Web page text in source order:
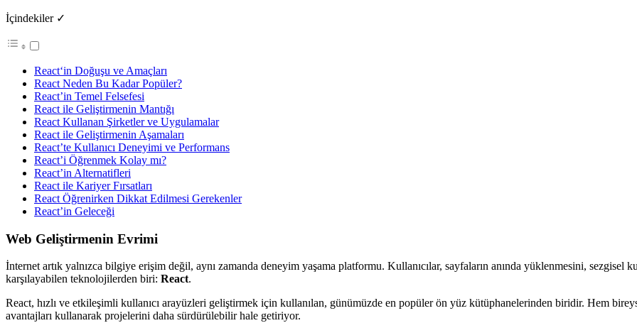
İçindekiler ✓
React‘in Doğuşu ve Amaçları
React Neden Bu Kadar Popüler?
React’in Temel Felsefesi
React ile Geliştirmenin Mantığı
React Kullanan Şirketler ve Uygulamalar
React ile Geliştirmenin Aşamaları
React’te Kullanıcı Deneyimi ve Performans
React’i Öğrenmek Kolay mı?
React’in Alternatifleri
React ile Kariyer Fırsatları
React Öğrenirken Dikkat Edilmesi Gerekenler
React’in Geleceği
Web Geliştirmenin Evrimi
İnternet artık yalnızca bilgiye erişim değil, aynı zamanda deneyim yaşama platformu. Kullanıcılar, sayfaların anında yüklenmesini, sezgisel
karşılayabilen teknolojilerden biri: React.
React, hızlı ve etkileşimli kullanıcı arayüzleri geliştirmek için kullanılan, günümüzde en popüler ön yüz kütüphanelerinden biridir. Hem
avantajları kullanarak projelerini daha sürdürülebilir hale getiriyor.